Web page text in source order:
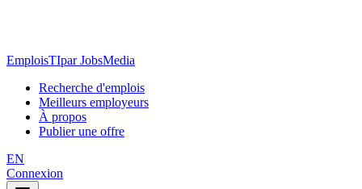
EmploisTIpar JobsMedia
Recherche d'emplois
Meilleurs employeurs
À propos
Publier une offre
EN
Connexion